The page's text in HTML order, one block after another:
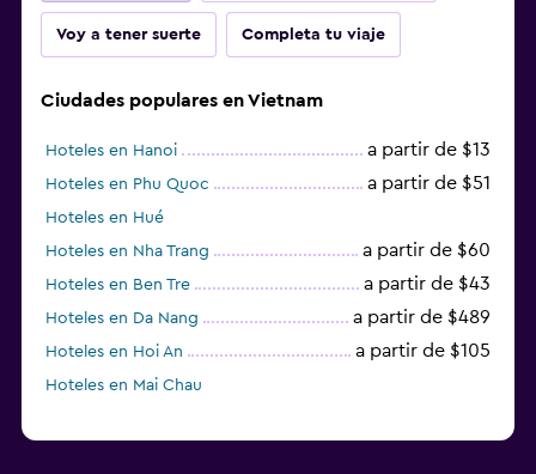
Voy a tener suerte Completa tu viaje
Ciudades populares en Vietnam
Hoteles en Hanoi a partir de $13
Hoteles en Phu Quoc a partir de $51
Hoteles en Hué
Hoteles en Nha Trang
a partir de $60
Hoteles en Ben Tre a partir de $43
Hoteles en Da Nang a partir de $489
Hoteles en Hoi An a partir de $105
Hoteles en Mai Chau